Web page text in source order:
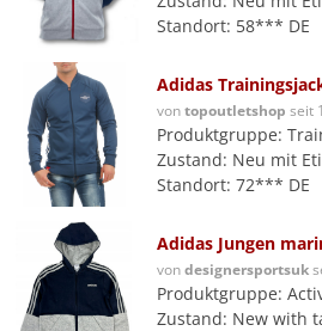
Standort: 58*** DE
Adidas
vontopoutletshop seit
Produktgruppe:
Zustand: Neu mit
Standort: 72*** DE
Adidas Jungen
vondesignersportsuk
Produktgruppe:
Zustand: New with